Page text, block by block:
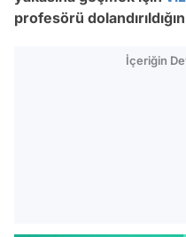
profesörü
İçeriğin